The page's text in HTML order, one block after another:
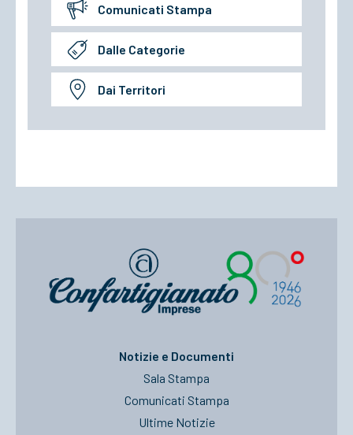
Comunicati Stampa
Dalle Categorie
Dai Territori
Notizie e Documenti
Sala Stampa
Comunicati Stampa
Ultime Notizie